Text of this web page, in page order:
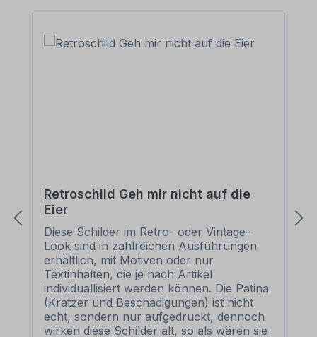
Retroschild Geh mir nicht auf die
Eier
Diese Schilder im Retro- oder Vintage-
Look sind in zahlreichen Ausführungen
erhältlich, mit Motiven oder nur
Textinhalten, die je nach Artikel
individuallisiert werden können. Die Patina
(Kratzer und Beschädigungen) ist nicht
echt, sondern nur aufgedruckt, dennoch
wirken diese Schilder alt, so als wären sie